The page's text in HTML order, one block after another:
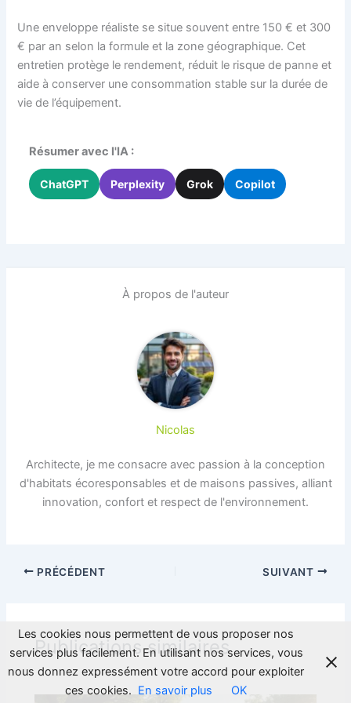
Une enveloppe réaliste se situe souvent entre 150 € et 300
€ par an selon la formule et la zone géographique. Cet
entretien protège le rendement, réduit le risque de panne et
aide à conserver une consommation stable sur la durée de
vie de l’équipement.
Résumer avec l'IA :
ChatGPT Perplexity Grok Copilot
À propos de l'auteur
Nicolas
Architecte, je me consacre avec passion à la conception
d'habitats écoresponsables et de maisons passives, alliant
innovation, confort et respect de l'environnement.
PRÉCÉDENT SUIVANT
Publications similaires
Les cookies nous permettent de vous proposer nos
services plus facilement. En utilisant nos services, vous
nous donnez expressément votre accord pour exploiter
ces cookies. En savoir plus OK